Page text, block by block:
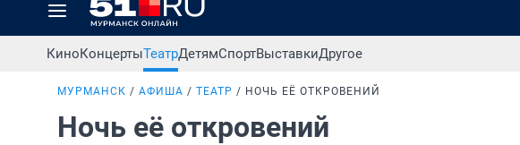
КиноКонцертыТеатрДетямСпортВыставкиДругое
МУРМАНСК АФИША ТЕАТР НОЧЬ ЕЁ ОТКРОВЕНИЙ
Ночь её откровений